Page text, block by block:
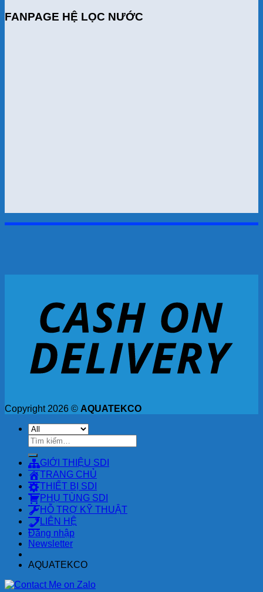
FANPAGE HỆ LỌC NƯỚC
Copyright 2026 © AQUATEKCO
Tìm
kiếm:
GIỚI THIỆU SDI
TRANG CHỦ
THIẾT BỊ SDI
PHỤ TÙNG SDI
HỖ TRỢ KỸ THUẬT
LIÊN HỆ
Đăng nhập
Newsletter
AQUATEKCO